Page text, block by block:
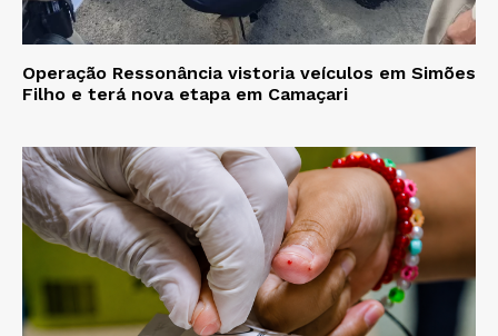
Operação Ressonância vistoria veículos em Simões
Filho e terá nova etapa em Camaçari